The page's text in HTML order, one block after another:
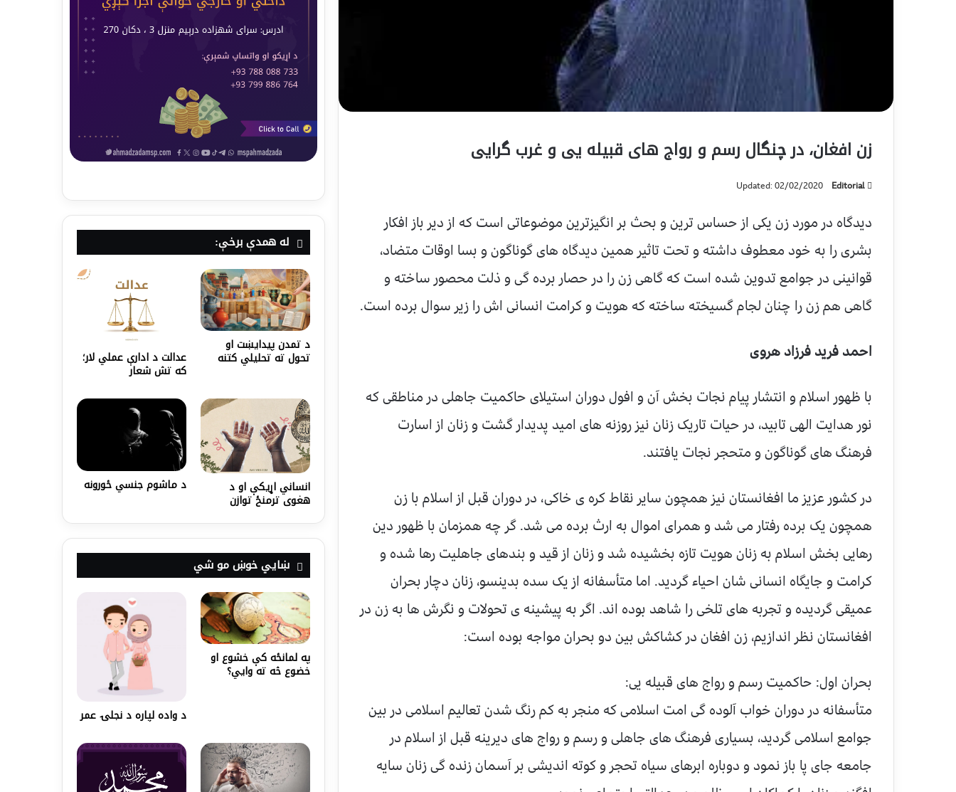
زن افغان، در چنگال رسم و رواج های قبیله یی و غرب گرایی
Editorial
Updated: 02/02/2020
دیدگاه در مورد زن یکی از حساس ترین و بحث بر انگیزترین موضوعاتی است که از دیر باز افکار
بشری را به خود معطوف داشته و تحت تاثیر همین دیدگاه های گوناگون و بسا اوقات متضاد،
قوانینی در جوامع تدوین شده است که گاهی زن را در حصار برده گی و ذلت محصور ساخته و
گاهی هم زن را چنان لجام گسیخته ساخته که هویت و کرامت انسانی اش را زیر سوال برده است.
احمد فرید فرزاد هروی
با ظهور اسلام و انتشار پیام نجات بخش آن و افول دوران استیلای حاکمیت جاهلی در مناطقی که
نور هدایت الهی تابید، در حیات تاریک زنان نیز روزنه های امید پدیدار گشت و زنان از اسارت
فرهنگ های گوناگون و متحجر نجات یافتند.
در کشور عزیز ما افغانستان نیز همچون سایر نقاط کره ی خاکی، در دوران قبل از اسلام با زن
همچون یک برده رفتار می شد و همرای اموال به ارث برده می شد. گر چه همزمان با ظهور دین
رهایی بخش اسلام به زنان هویت تازه بخشیده شد و زنان از قید و بندهای جاهلیت رها شده و
کرامت و جایگاه انسانی شان احیاء گردید. اما متأسفانه از یک سده بدینسو، زنان دچار بحران
عمیقی گردیده و تجربه های تلخی را شاهد بوده اند. اگر به پیشینه ی تحولات و نگرش ها به زن در
افغانستان نظر اندازیم، زن افغان در کشاکش بین دو بحران مواجه بوده است:
بحران اول: حاکمیت رسم و رواج های قبیله یی:
متأسفانه در دوران خواب آلوده گی امت اسلامی که منجر به کم رنگ شدن تعالیم اسلامی در بین
جوامع اسلامی گردید، بسیاری فرهنگ های جاهلی و رسم و رواج های دیرینه قبل از اسلام در
جامعه جای پا باز نمود و دوباره ابرهای سیاه تحجر و کوته اندیشی بر آسمان زنده گی زنان سایه
له همدې برخې:
د تمدن پیدایښت او
تحول ته تحلیلي کتنه عدالت د ادارې عملي لار؛
که تش شعار
انساني اړیکې او د
هغوی ترمنځ توازن
د ماشوم جنسي ځورونه
ښايي خوښ مو شي
په لمانځه کې خشوع او
خضوع څه ته وايي؟
د واده لپاره د نجلۍ عمر